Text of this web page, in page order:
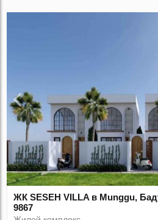
ЖК SESEH VILLA в Munggu,
9867